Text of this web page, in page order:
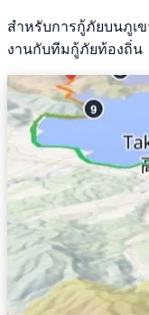
สำหรับการกู้ภัยบนภูเ
งานกับทีมกู้ภัยท้องถิ่น